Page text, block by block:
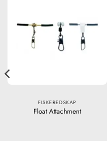
FISKEREDSKAP
Float Attachment